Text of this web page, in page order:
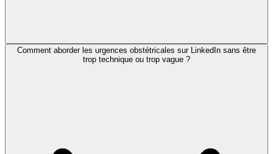
Comment aborder les urgences obstétricales sur LinkedIn sans être
trop technique ou trop vague ?